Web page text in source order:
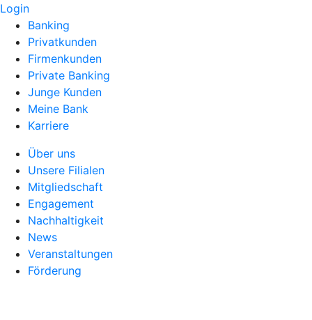
Login
Banking
Privatkunden
Firmenkunden
Private Banking
Junge Kunden
Meine Bank
Karriere
Über uns
Unsere Filialen
Mitgliedschaft
Engagement
Nachhaltigkeit
News
Veranstaltungen
Förderung